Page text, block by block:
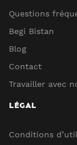
Questions
Begi Bistan
Blog
Contact
Travailler avec
LÉGAL
Conditions